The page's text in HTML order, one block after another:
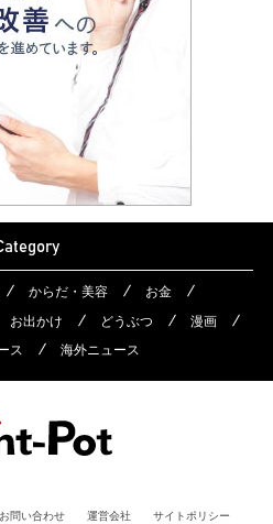
からだ・美容
お金
お出かけ どうぶつ
漫画
ス 海外ニュース
お問い合わせ 運営会社 サイトポリシー